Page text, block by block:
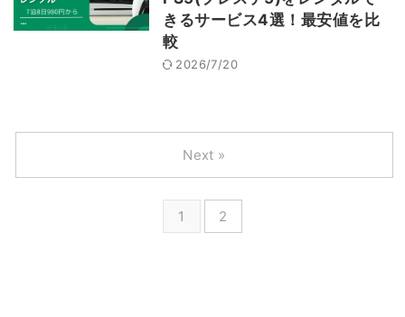
きるサービス4選！最安値を比
較
2026/7/20
1 2
Next »